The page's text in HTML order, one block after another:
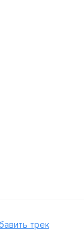
трек